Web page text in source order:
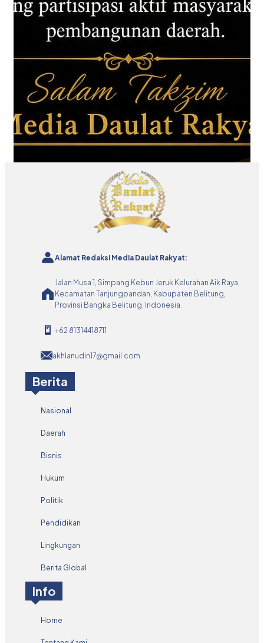
Alamat Redaksi Media Daulat Rakyat:
Jalan Musa 1, Simpang Kebun Jeruk Kelurahan Aik Raya,
Kecamatan Tanjungpandan, Kabupaten Belitung,
Provinsi Bangka Belitung, Indonesia.
+62 81314418711
akhlanudin17@gmail.com
Berita
Nasional
Daerah
Bisnis
Hukum
Politik
Pendidikan
Lingkungan
Berita Global
Info
Home